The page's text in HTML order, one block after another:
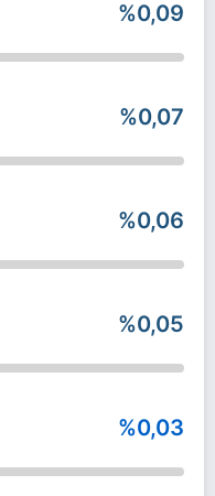
%0,09
%0,07
%0,06
%0,05
%0,03